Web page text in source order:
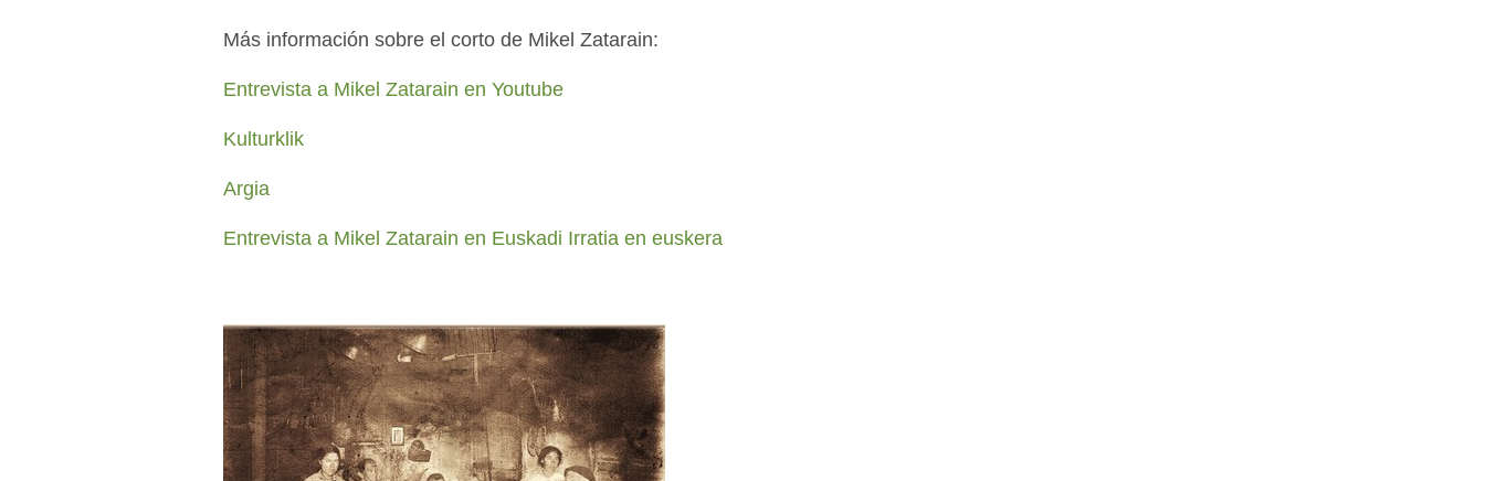
Más información sobre el corto de Mikel Zatarain:
Entrevista a Mikel Zatarain en Youtube
Kulturklik
Argia
Entrevista a Mikel Zatarain en Euskadi Irratia en euskera